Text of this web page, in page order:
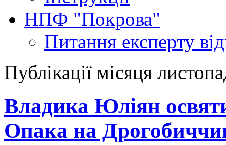
НПФ "Покрова"
Питання експерту
Публікації місяця
Владика Юліян
Опака на